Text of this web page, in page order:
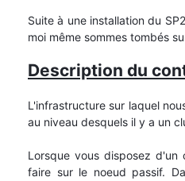
Suite à une installation du
moi même sommes tombés
Description du
L'infrastructure sur laquel
au niveau desquels il y a un
Lorsque vous disposez d'un
faire sur le noeud passif.